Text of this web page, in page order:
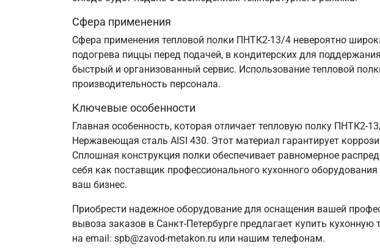
Сфера применения
Сфера применения тепловой полки ПНТК2-13/4 невероятно
подогрева пиццы перед подачей, в кондитерских для
быстрый и организованный сервис. Использование тепловой
производительность персонала.
Ключевые особенности
Главная особенность, которая отличает тепловую полку ПНТК2-
Нержавеющая сталь AISI 430. Этот материал гарантирует
Сплошная конструкция полки обеспечивает равномерное
себя как поставщик профессионального кухонного
ваш бизнес.
Приобрести надежное оборудование для оснащения вашей
вывоза заказов в Санкт‑Петербурге предлагает купить
на email: spb@zavod-metakon.ru или нашим телефонам.